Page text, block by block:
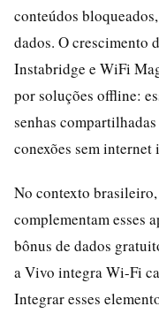
conteúdos
dados. O crescimento
Instabridge e WiFi
por soluções offline:
senhas
conexões sem
No contexto
complementam esses
bônus de dados
a Vivo integra Wi-Fi
Integrar esses